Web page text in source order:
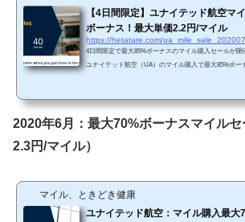
【4日間限定】ユナイテッド航空マ
ボーナス！最大単価2.2円/マイル
https://hetatare.com/ua_mile_sale_202007
4日間限定で最大85%ボーナスのマイル購入セールが
ユナイテッド航空（UA）のマイル購入で最大85%ボー
機会を待つこともありかと思います。 Chromeで「リ
ました」というエラーが生じてしまったら、以下の方
2020年6月：最大70%ボーナスマイル
2.3円/マイル）
マイル、ときどき健康
ユナイテッド航空：マイル購入最大